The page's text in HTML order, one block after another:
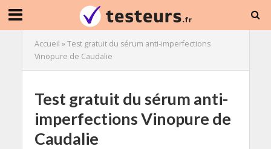
Accueil »Test gratuit du sérum anti-imperfections
Vinopure de Caudalie
Test gratuit du sérum anti-
imperfections Vinopure de
Caudalie